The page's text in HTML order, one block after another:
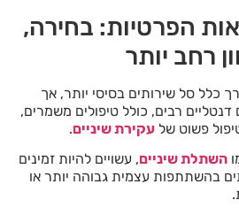
הפרטיות: בחירה,
רחב יותר
כלל סל שירותים בסיסי יותר, אך
רבים, כולל טיפולים משמרים,
פשוט של עקירת שיניים.
השתלת שיניים, עשויים להיות זמינים
בהשתתפות עצמית גבוהה יותר או